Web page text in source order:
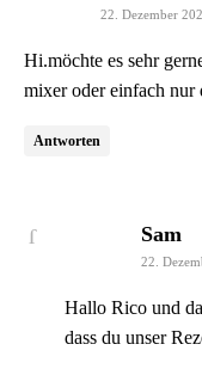
22. Dezember
Hi.möchte es sehr
mixer oder einfach nur
Antworten
Sam
22.
Hallo Rico und
dass du unser